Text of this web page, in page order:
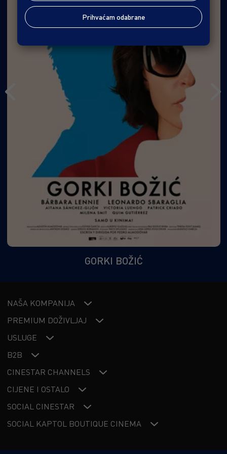
GORKI BOŽIĆ
NAŠA KOMPANIJA
PREMIUM DOŽIVLJAJ
USLUGE
B2B
CINESTAR CHANNELS
CIJENE I OSTALO
SOCIAL CINESTAR
SOCIAL KAPTOL BOUTIQUE CINEMA
Prihvaćam odabrane